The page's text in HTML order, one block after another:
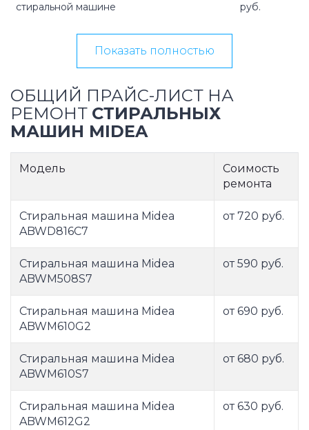
стиральной машине
руб.
Показать полностью
ОБЩИЙ ПРАЙС-ЛИСТ НА
РЕМОНТ СТИРАЛЬНЫХ
МАШИН MIDEA
Модель
Соимость
ремонта
Стиральная машина Midea
ABWD816C7
от 720 руб.
Стиральная машина Midea
ABWM508S7
от 590 руб.
Стиральная машина Midea
ABWM610G2
от 690 руб.
Стиральная машина Midea
ABWM610S7
от 680 руб.
Стиральная машина Midea
ABWM612G2
от 630 руб.